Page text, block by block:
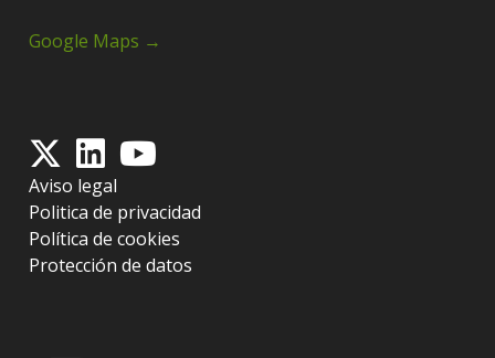
Google Maps →
Aviso legal
Politica de privacidad
Política de cookies
Protección de datos